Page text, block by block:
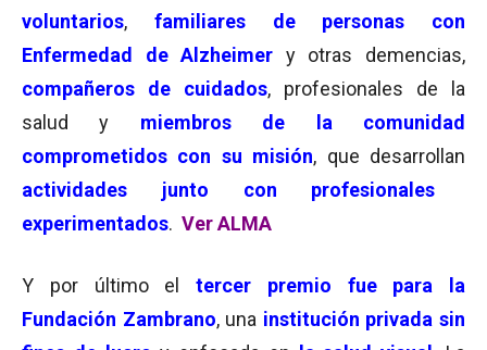
voluntarios, familiares de personas con
Enfermedad de Alzheimer y otras demencias,
compañeros de cuidados, profesionales de la
salud y miembros de la comunidad
comprometidos con su misión, que desarrollan
actividades junto con profesionales
experimentados. Ver ALMA
Y por último el tercer premio fue para la
Fundación Zambrano, una institución privada sin